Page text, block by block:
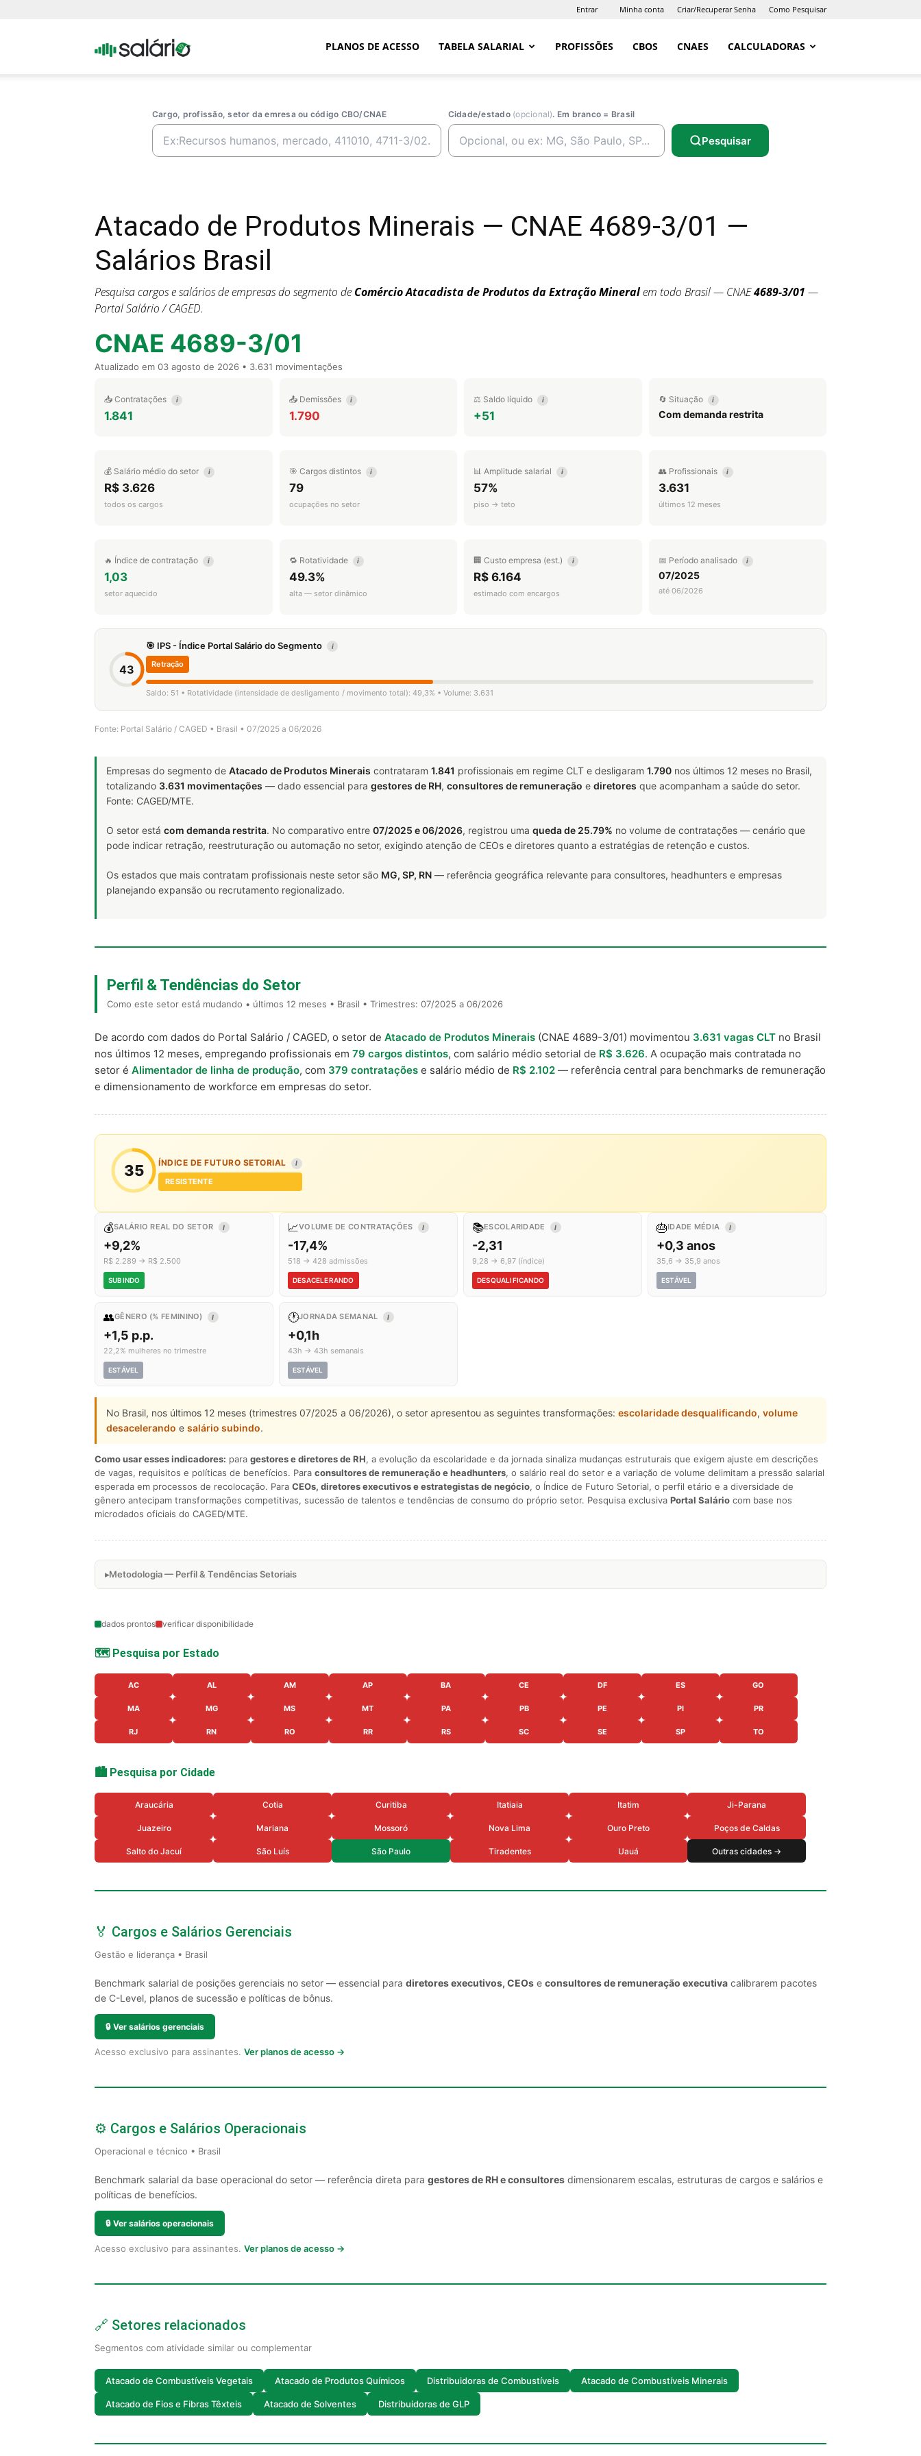
Entrar Minha conta Criar/Recuperar Senha Como Pesquisar
Portal PLANOS DE ACESSO TABELA SALARIAL PROFISSÕES CBOS CNAES CALCULADORAS
Cargo, profissão, setor da emresa ou código CBO/CNAE Cidade/estado (opcional). Em branco = Brasil
Pesquisar
Atacado de Produtos Minerais — CNAE 4689-3/01 —
Salários Brasil
Pesquisa cargos e salários de empresas do segmento de Comércio Atacadista de Produtos da Extração Mineralem todo Brasil — CNAE4689-3/01 —
Portal Salário / CAGED.
CNAE 4689-3/01
Atualizado em 03 agosto de 2026 • 3.631 movimentações
📥 Contratações i
1.841
📤 Demissões i
1.790
⚖️ Saldo líquido i
+51
🔄 Situação i
Com demanda restrita
💰 Salário médio do setor i
R$ 3.626
todos os cargos
🎯 Cargos distintos i
79
ocupações no setor
📊 Amplitude salarial i
57%
piso → teto
👥 Profissionais i
3.631
últimos 12 meses
🔥 Índice de contratação i
1,03
setor aquecido
🔁 Rotatividade i
49.3%
alta — setor dinâmico
🏢 Custo empresa (est.) i
R$ 6.164
estimado com encargos
📅 Período analisado i
07/2025
até 06/2026
43
🎯 IPS - Índice Portal Salário do Segmento i
Retração
Saldo: 51 • Rotatividade (intensidade de desligamento / movimento total): 49,3% • Volume: 3.631
Fonte: Portal Salário / CAGED • Brasil • 07/2025 a 06/2026
Empresas do segmento de Atacado de Produtos Minerais contrataram 1.841 profissionais em regime CLT e desligaram 1.790 nos últimos 12 meses no Brasil,
totalizando 3.631 movimentações — dado essencial para gestores de RH, consultores de remuneração e diretores que acompanham a saúde do setor.
Fonte: CAGED/MTE.
O setor está com demanda restrita. No comparativo entre 07/2025 e 06/2026, registrou uma queda de 25.79% no volume de contratações — cenário que
pode indicar retração, reestruturação ou automação no setor, exigindo atenção de CEOs e diretores quanto a estratégias de retenção e custos.
Os estados que mais contratam profissionais neste setor são MG, SP, RN — referência geográfica relevante para consultores, headhunters e empresas
planejando expansão ou recrutamento regionalizado.
Perfil & Tendências do Setor
Como este setor está mudando • últimos 12 meses • Brasil • Trimestres: 07/2025 a 06/2026
De acordo com dados do Portal Salário / CAGED, o setor de Atacado de Produtos Minerais (CNAE 4689-3/01) movimentou 3.631 vagas CLT no Brasil
nos últimos 12 meses, empregando profissionais em 79 cargos distintos, com salário médio setorial de R$ 3.626. A ocupação mais contratada no
setor é Alimentador de linha de produção, com 379 contratações e salário médio de R$ 2.102 — referência central para benchmarks de remuneração
e dimensionamento de workforce em empresas do setor.
35 ÍNDICE DE FUTURO SETORIAL I
RESISTENTE
💰SALÁRIO REAL DO SETOR I
+9,2%
R$ 2.289 → R$ 2.500
SUBINDO
📈VOLUME DE CONTRATAÇÕES I
-17,4%
518 → 428 admissões
DESACELERANDO
📚ESCOLARIDADE I
-2,31
9,28 → 6,97 (índice)
DESQUALIFICANDO
🎂IDADE MÉDIA I
+0,3 anos
35,6 → 35,9 anos
ESTÁVEL
👥GÊNERO (% FEMININO) I
+1,5 p.p.
22,2% mulheres no trimestre
ESTÁVEL
🕐JORNADA SEMANAL I
+0,1h
43h → 43h semanais
ESTÁVEL
No Brasil, nos últimos 12 meses (trimestres 07/2025 a 06/2026), o setor apresentou as seguintes transformações: escolaridade desqualificando, volume
desacelerando e salário subindo.
Como usar esses indicadores: para gestores e diretores de RH, a evolução da escolaridade e da jornada sinaliza mudanças estruturais que exigem ajuste em descrições
de vagas, requisitos e políticas de benefícios. Para consultores de remuneração e headhunters, o salário real do setor e a variação de volume delimitam a pressão salarial
esperada em processos de recolocação. Para CEOs, diretores executivos e estrategistas de negócio, o Índice de Futuro Setorial, o perfil etário e a diversidade de
gênero antecipam transformações competitivas, sucessão de talentos e tendências de consumo do próprio setor. Pesquisa exclusiva Portal Salário com base nos
microdados oficiais do CAGED/MTE.
Metodologia — Perfil & Tendências Setoriais
dados prontos verificar disponibilidade
🗺️ Pesquisa por Estado
AC AL AM AP BA CE DF ES GO
MA MG MS MT PA PB PE PI PR
RJ RN RO RR RS SC SE SP TO
🏙️ Pesquisa por Cidade
Araucária Cotia Curitiba Itatiaia Itatim Ji-Parana
Juazeiro Mariana Mossoró Nova Lima Ouro Preto Poços de Caldas
Salto do Jacuí São Luís São Paulo Tiradentes Uauá Outras cidades →
🏅 Cargos e Salários Gerenciais
Gestão e liderança • Brasil
Benchmark salarial de posições gerenciais no setor — essencial para diretores executivos, CEOs e consultores de remuneração executiva calibrarem pacotes
de C-Level, planos de sucessão e políticas de bônus.
🔒 Ver salários gerenciais
Acesso exclusivo para assinantes. Ver planos de acesso →
⚙️ Cargos e Salários Operacionais
Operacional e técnico • Brasil
Benchmark salarial da base operacional do setor — referência direta para gestores de RH e consultores dimensionarem escalas, estruturas de cargos e salários e
políticas de benefícios.
🔒 Ver salários operacionais
Acesso exclusivo para assinantes. Ver planos de acesso →
🔗 Setores relacionados
Segmentos com atividade similar ou complementar
Atacado de Combustíveis Vegetais Atacado de Produtos Químicos Distribuidoras de Combustíveis Atacado de Combustíveis Minerais
Atacado de Fios e Fibras Têxteis Atacado de Solventes Distribuidoras de GLP